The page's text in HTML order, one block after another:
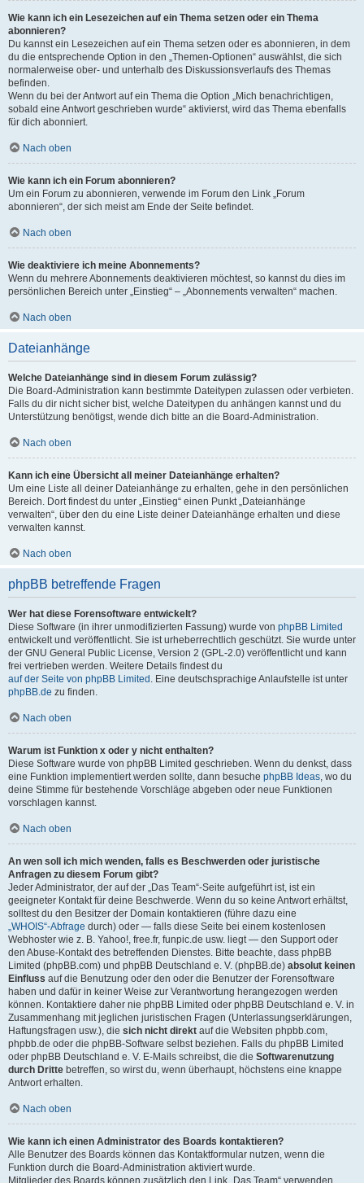
Wie kann ich ein Lesezeichen auf ein Thema setzen oder ein Thema
abonnieren?
Du kannst ein Lesezeichen auf ein Thema setzen oder es abonnieren, in dem
du die entsprechende Option in den „Themen-Optionen“ auswählst, die sich
normalerweise ober- und unterhalb des Diskussionsverlaufs des Themas
befinden.
Wenn du bei der Antwort auf ein Thema die Option „Mich benachrichtigen,
sobald eine Antwort geschrieben wurde“ aktivierst, wird das Thema ebenfalls
für dich abonniert.
Nach oben
Wie kann ich ein Forum abonnieren?
Um ein Forum zu abonnieren, verwende im Forum den Link „Forum
abonnieren“, der sich meist am Ende der Seite befindet.
Nach oben
Wie deaktiviere ich meine Abonnements?
Wenn du mehrere Abonnements deaktivieren möchtest, so kannst du dies im
persönlichen Bereich unter „Einstieg“ – „Abonnements verwalten“ machen.
Nach oben
Dateianhänge
Welche Dateianhänge sind in diesem Forum zulässig?
Die Board-Administration kann bestimmte Dateitypen zulassen oder verbieten.
Falls du dir nicht sicher bist, welche Dateitypen du anhängen kannst und du
Unterstützung benötigst, wende dich bitte an die Board-Administration.
Nach oben
Kann ich eine Übersicht all meiner Dateianhänge erhalten?
Um eine Liste all deiner Dateianhänge zu erhalten, gehe in den persönlichen
Bereich. Dort findest du unter „Einstieg“ einen Punkt „Dateianhänge
verwalten“, über den du eine Liste deiner Dateianhänge erhalten und diese
verwalten kannst.
Nach oben
phpBB betreffende Fragen
Wer hat diese Forensoftware entwickelt?
Diese Software (in ihrer unmodifizierten Fassung) wurde von phpBB Limited
entwickelt und veröffentlicht. Sie ist urheberrechtlich geschützt. Sie wurde unter
der GNU General Public License, Version 2 (GPL-2.0) veröffentlicht und kann
frei vertrieben werden. Weitere Details findest du
auf der Seite von phpBB Limited . Eine deutschsprachige Anlaufstelle ist unter
phpBB.de zu finden.
Nach oben
Warum ist Funktion x oder y nicht enthalten?
Diese Software wurde von phpBB Limited geschrieben. Wenn du denkst, dass
eine Funktion implementiert werden sollte, dann besuche phpBB Ideas, wo du
deine Stimme für bestehende Vorschläge abgeben oder neue Funktionen
vorschlagen kannst.
Nach oben
An wen soll ich mich wenden, falls es Beschwerden oder juristische
Anfragen zu diesem Forum gibt?
Jeder Administrator, der auf der „Das Team“-Seite aufgeführt ist, ist ein
geeigneter Kontakt für deine Beschwerde. Wenn du so keine Antwort erhältst,
solltest du den Besitzer der Domain kontaktieren (führe dazu eine
„WHOIS“-Abfrage durch) oder — falls diese Seite bei einem kostenlosen
Webhoster wie z. B. Yahoo!, free.fr, funpic.de usw. liegt — den Support oder
den Abuse-Kontakt des betreffenden Dienstes. Bitte beachte, dass phpBB
Limited (phpBB.com) und phpBB Deutschland e. V. (phpBB.de) absolut keinen
Einfluss auf die Benutzung oder den oder die Benutzer der Forensoftware
haben und dafür in keiner Weise zur Verantwortung herangezogen werden
können. Kontaktiere daher nie phpBB Limited oder phpBB Deutschland e. V. in
Zusammenhang mit jeglichen juristischen Fragen (Unterlassungserklärungen,
Haftungsfragen usw.), die sich nicht direkt auf die Websiten phpbb.com,
phpbb.de oder die phpBB-Software selbst beziehen. Falls du phpBB Limited
oder phpBB Deutschland e. V. E-Mails schreibst, die die Softwarenutzung
durch Dritte betreffen, so wirst du, wenn überhaupt, höchstens eine knappe
Antwort erhalten.
Nach oben
Wie kann ich einen Administrator des Boards kontaktieren?
Alle Benutzer des Boards können das Kontaktformular nutzen, wenn die
Funktion durch die Board-Administration aktiviert wurde.
Mitglieder des Boards können zusätzlich den Link „Das Team“ verwenden.